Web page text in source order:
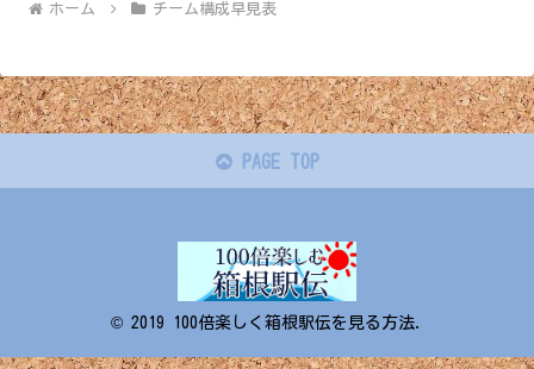
ホーム チーム構成早見表
PAGE TOP
© 2019 100倍楽しく箱根駅伝を見る方法.